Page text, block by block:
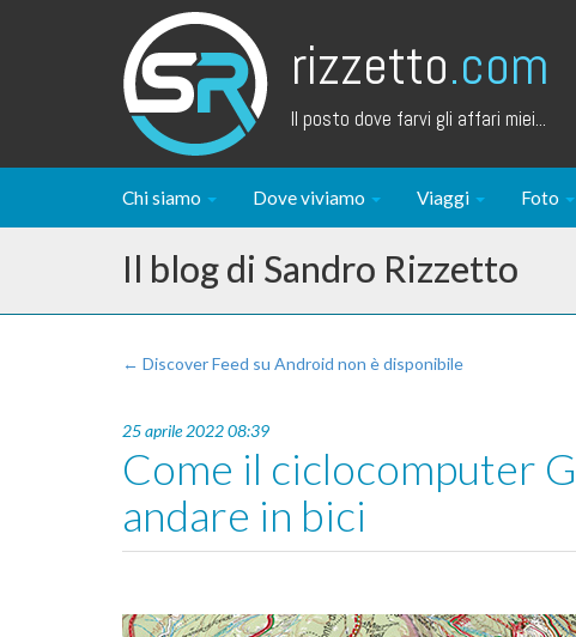
rizzetto.com
Il posto dove farvi gli affari miei...
Chi siamo Dove viviamo Viaggi Foto
Il blog di Sandro Rizzetto
← Discover Feed su Android non è disponibile
25 aprile 2022 08:39
Come il ciclocomputer
andare in bici